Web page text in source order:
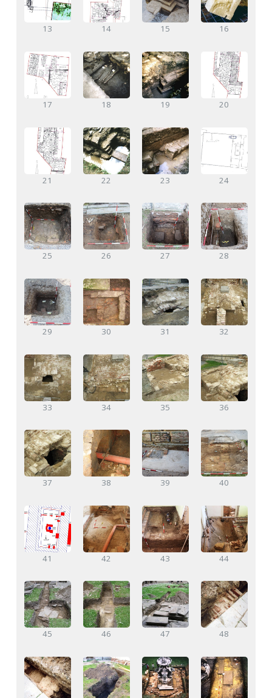
13 14 15 16
17 18 19 20
21 22 23 24
25 26 27 28
29 30 31 32
33 34 35 36
37 38 39 40
41 42 43 44
45 46 47 48